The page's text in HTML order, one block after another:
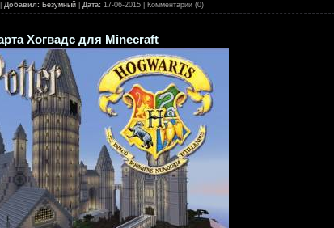
Добавил: Безумный Дата: 17-06-2015 | Комментарии (0)
Хогвадс для Minecraft